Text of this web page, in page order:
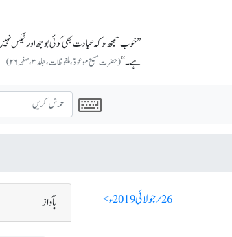
’’خوب سمجھ لو کہ عبادت بھی کوئی بوجھ اور
ہے۔‘‘(حضرت مسیح موعودؑ، ملفوظات، جلد ۳، صفحہ ۲۶)
26؍ جولائی 2019ء > بآواز